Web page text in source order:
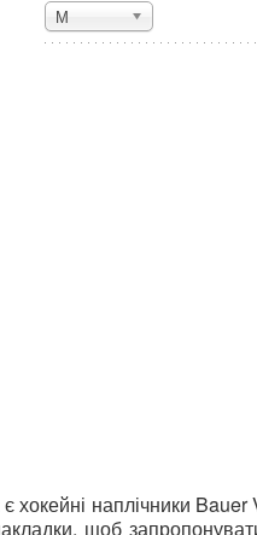
М
наплічники
щоб